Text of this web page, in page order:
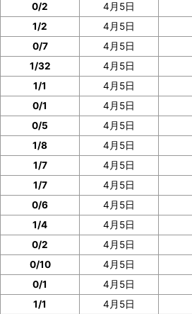
0/2
4月5日
1/2
4月5日
0/7
4月5日
1/32
4月5日
1/1
4月5日
0/1
4月5日
0/5
4月5日
1/8
4月5日
1/7
4月5日
1/7
4月5日
0/6
4月5日
1/4
4月5日
0/2
4月5日
0/10
4月5日
0/1
4月5日
1/1
4月5日